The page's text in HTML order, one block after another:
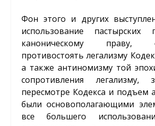
Фон этого и других
использование пастырских
каноническому праву,
противостоять легализму
а также антиномизму той
сопротивления легализму,
пересмотре Кодекса и подъем
были основополагающими
все большего